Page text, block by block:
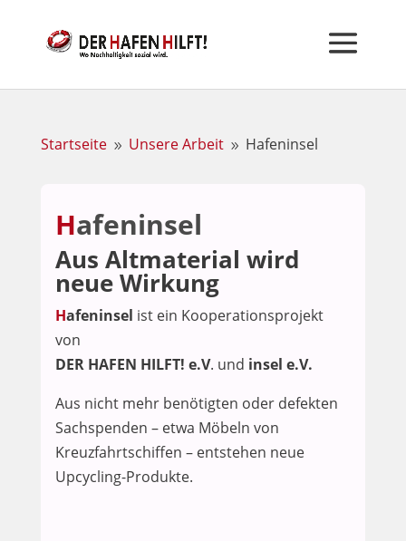
Startseite 9 Unsere Arbeit 9 Hafeninsel
Hafeninsel
Aus Altmaterial wird
neue Wirkung
Hafeninsel ist ein Kooperationsprojekt
von
DER HAFEN HILFT! e.V. und insel e.V.
Aus nicht mehr benötigten oder defekten
Sachspenden – etwa Möbeln von
Kreuzfahrtschiffen – entstehen neue
Upcycling-Produkte.